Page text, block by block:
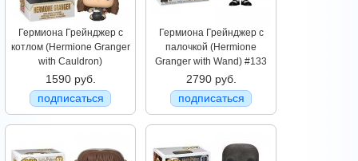
Гермиона Грейнджер с
котлом (Hermione Granger
with Cauldron)
1590 руб.
подписаться
Гермиона Грейнджер с
палочкой (Hermione
Granger with Wand) #133
2790 руб.
подписаться